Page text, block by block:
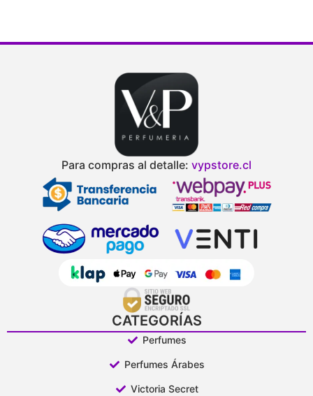
Para compras al detalle: vypstore.cl
CATEGORÍAS
Perfumes
Perfumes Árabes
Victoria Secret